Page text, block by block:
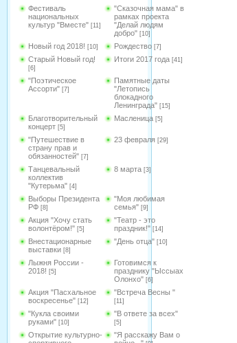
Фестиваль
национальных
культур "Вместе" [11]
"Сказочная мама" в
рамках проекта
"Делай людям
добро" [10]
Новый год 2018! [10] Рождество [7]
Старый Новый год!
[6]
Итоги 2017 года [41]
"Поэтическое
Ассорти" [7]
Памятные даты
"Летопись
блокадного
Ленинграда" [15]
Благотворительный
концерт [5]
Масленица [5]
"Путешествие в
страну прав и
обязанностей" [7]
23 февраля [29]
Танцевальный
коллектив
"Кутерьма" [4]
8 марта [3]
Выборы Президента
РФ [8]
"Моя любимая
семья" [9]
Акция "Хочу стать
волонтёром!" [5]
"Театр - это
праздник!" [14]
Внестационарные
выставки [8]
"День отца" [10]
Лыжня России -
2018! [5]
Готовимся к
празднику "Ыссыах
Олонхо" [6]
Акция "Пасхальное
воскресенье" [12]
"Встреча Весны "
[11]
"Кукла своими
руками" [10]
"В ответе за всех"
[5]
Открытие культурно-
"Я расскажу Вам о